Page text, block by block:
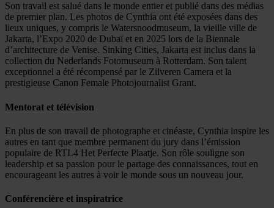
Son travail est salué dans le monde entier et publié dans des médias
de premier plan. Les photos de Cynthia ont été exposées dans des
lieux uniques, y compris le Watersnoodmuseum, la vieille ville de
Jakarta, l’Expo 2020 de Dubaï et en 2025 lors de la Biennale
d’architecture de Venise. Sinking Cities, Jakarta est inclus dans la
collection du Nederlands Fotomuseum à Rotterdam. Son talent
exceptionnel a été récompensé par le Zilveren Camera et la
prestigieuse Canon Female Photojournalist Grant.
Mentorat et télévision
En plus de son travail de photographe et cinéaste, Cynthia inspire les
autres en tant que membre permanent du jury dans l’émission
populaire de RTL4 Het Perfecte Plaatje. Son rôle souligne son
leadership et sa passion pour le partage des connaissances, tout en
encourageant les autres à voir le monde sous un nouveau jour.
Conférencière et inspiratrice